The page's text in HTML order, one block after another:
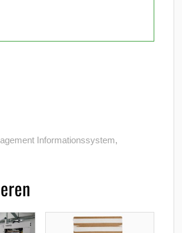
Informations­system,